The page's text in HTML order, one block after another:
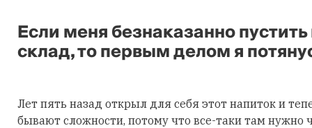
Если меня безнаказанно
склад, то первым делом я
Лет пять назад открыл для себя этот напиток и
бывают сложности, потому что все-таки там нужно